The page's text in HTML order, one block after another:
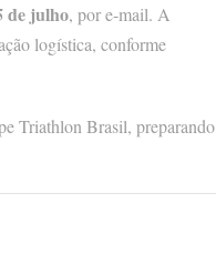
de julho, por e-mail. A
logística, conforme
Triathlon Brasil, preparando